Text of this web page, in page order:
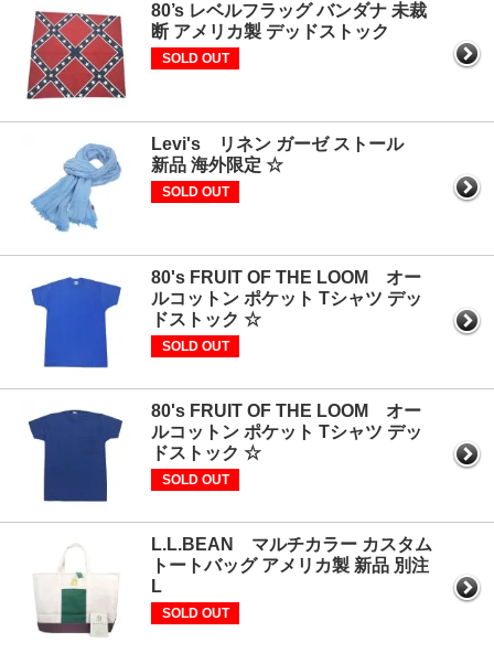
80’s レベルフラッグ バンダナ 未裁
断 アメリカ製 デッドストック
SOLD OUT
Levi's リネン ガーゼ ストール
新品 海外限定 ☆
SOLD OUT
80's FRUIT OF THE LOOM オー
ルコットン ポケット Tシャツ デッ
ドストック ☆
SOLD OUT
80's FRUIT OF THE LOOM オー
ルコットン ポケット Tシャツ デッ
ドストック ☆
SOLD OUT
L.L.BEAN マルチカラー カスタム
トートバッグ アメリカ製 新品 別注
L
SOLD OUT